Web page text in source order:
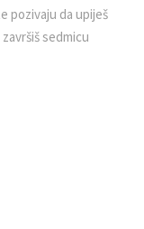
pozivaju da upiješ
sedmicu